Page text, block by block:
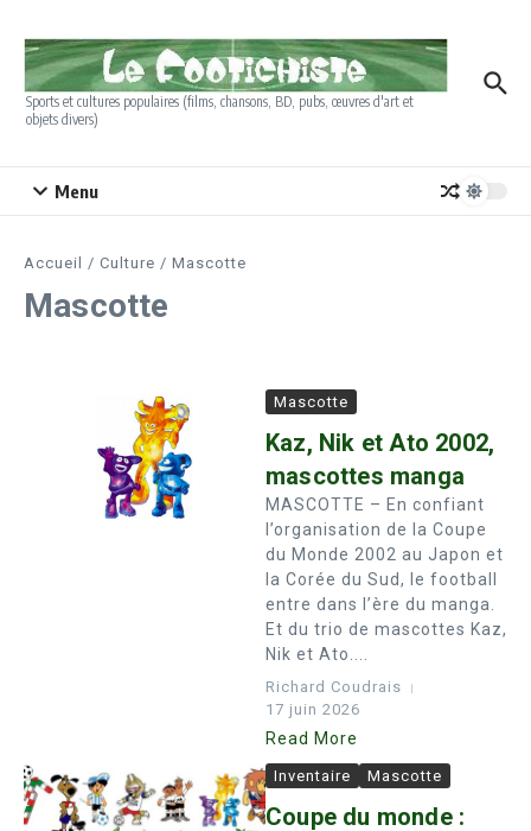
Sports et cultures populaires (films, chansons, BD, pubs, œuvres d'art et
objets divers)
Menu
Accueil / Culture / Mascotte
Mascotte
Mascotte
Kaz, Nik et Ato 2002,
mascottes manga
MASCOTTE – En confiant
l’organisation de la Coupe
du Monde 2002 au Japon et
la Corée du Sud, le football
entre dans l’ère du manga.
Et du trio de mascottes Kaz,
Nik et Ato....
Richard Coudrais
17 juin 2026
Read More
Inventaire Mascotte
Coupe du monde :